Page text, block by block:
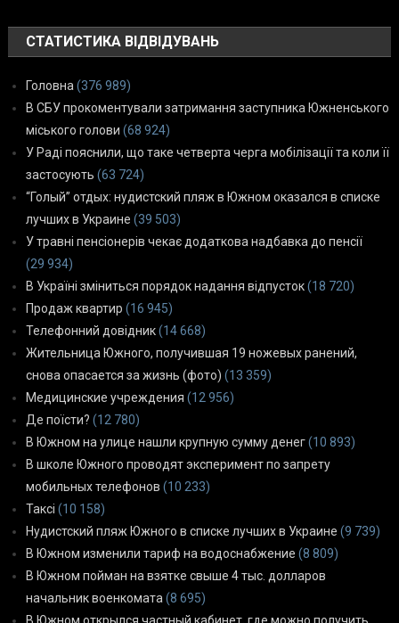
СТАТИСТИКА ВІДВІДУВАНЬ
Головна (376 989)
В СБУ прокоментували затримання заступника Южненського
міського голови (68 924)
У Раді пояснили, що таке четверта черга мобілізації та коли її
застосують (63 724)
“Голый” отдых: нудистский пляж в Южном оказался в списке
лучших в Украине (39 503)
У травні пенсіонерів чекає додаткова надбавка до пенсії
(29 934)
В Україні зміниться порядок надання відпусток(18 720)
Продаж квартир (16 945)
Телефонний довідник(14 668)
Жительница Южного, получившая 19 ножевых ранений,
снова опасается за жизнь (фото) (13 359)
Медицинские учреждения (12 956)
Де поїсти? (12 780)
В Южном на улице нашли крупную сумму денег(10 893)
В школе Южного проводят эксперимент по запрету
мобильных телефонов (10 233)
Таксі (10 158)
Нудистский пляж Южного в списке лучших в Украине (9 739)
В Южном изменили тариф на водоснабжение (8 809)
В Южном пойман на взятке свыше 4 тыс. долларов
начальник военкомата (8 695)
В Южном открылся частный кабинет, где можно получить